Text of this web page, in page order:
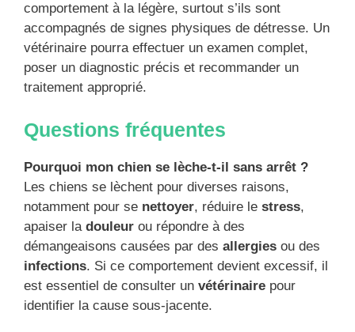
comportement à la légère, surtout s’ils sont
accompagnés de signes physiques de détresse. Un
vétérinaire pourra effectuer un examen complet,
poser un diagnostic précis et recommander un
traitement approprié.
Questions fréquentes
Pourquoi mon chien se lèche-t-il sans arrêt ?
Les chiens se lèchent pour diverses raisons,
notamment pour se nettoyer, réduire le stress,
apaiser la douleur ou répondre à des
démangeaisons causées par des allergies ou des
infections. Si ce comportement devient excessif, il
est essentiel de consulter un vétérinaire pour
identifier la cause sous-jacente.